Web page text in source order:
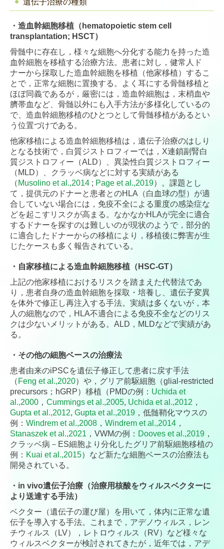
遺伝子治療の種類
・造血幹細胞移植（hematopoietic stem cell
transplantation; HSCT）
骨髄中に存在し，様々な細胞へ分化する能力を持った造
血幹細胞を移植する治療方法。患者に対し，健常人ド
ナーから採取した造血幹細胞を移植（他家移植）するこ
とで，正常な細胞に置換する。よく耳にする骨髄移植と
ほぼ同義であるが，厳密には，造血幹細胞は，末梢血や
臍帯血など、骨髄以外にも入手方法が多様化しているの
で、造血幹細胞移植のひとつとして骨髄移植があるとい
う位置づけである。
他家移植による造血幹細胞移植は，遺伝子治療のはしり
となる技術で，白質ジストロフィーでは，X連鎖副腎白
質ジストロフィー（ALD）、異染性白質ジストロフィー
（MLD）、クラッベ病などに対する実績がある
（ Musolino et al.,2014 ; Page et al.,2019）。課題とし
て，提供元のドナーと患者とのHLA（白血球の型）が適
合していない場合には，免疫不全による重度の感染症な
どを起こすリスクが高まる。なかなかHLAが完全に適合
するドナーを探すのは難しいのが現状のようで，部分的
に適合したドナーからの移植により，移植後に弊害が生
じたケースも多く報告されている。
・ 自家移植による造血幹細胞移植（HSC-GT）
上記の他家移植におけるリスクを踏まえた代替法であ
り，患者自身の造血幹細胞を採取・培養し、遺伝子変異
を体外で修正し再注入する手法。実績は多くないが，本
人の細胞なので，HLA不適合による免疫不全などのリス
クは少ないメリットがある。ALD，MLDなどで実績があ
る。
・ その他の細胞ベースの治療法
患者由来のiPSCを遺伝子修正して患者に戻す手法
（ Feng et al.,2020）や，グリア前駆細胞（glial-restricted
precursors；hGRP）移植（PMDの例： Uchida et
al.,2000 ， Cummings et al.,2005, Uchida et al.,2012 ，
Gupta et al.,2012, Gupta et al.,2019 ，低髄鞘化マウスの
例： Windrem et al.,2008 ， Windrem et al.,2014 ，
Stanaszek et al.,2021 ，VWMの例： Dooves et al.,2019 ，
クラッベ病－ES細胞より分化したグリア前駆細胞移植の
例： Kuai et al.,2015）など新たな細胞ベースの治療法も
開発されている。
・ in vivo遺伝子治療（治療用核酸をウィルスベクターに
より送達する手法）
ベクター（遺伝子の運び屋）を用いて，体内に正常な遺
伝子を導入する手法。これまで，アデノウィルス，レン
チウィルス（LV），レトロウィルス（RV）など様々な
ウィルスベクターが検討されてきたが，近年では，アデ